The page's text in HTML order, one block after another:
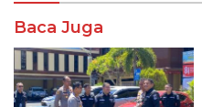
Baca Juga